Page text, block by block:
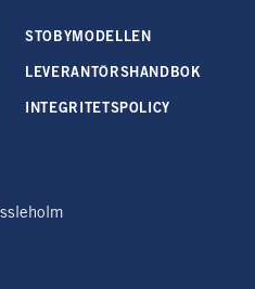
STOBYMODELLEN
LEVERANTÖRSHANDBOK
INTEGRITETSPOLICY